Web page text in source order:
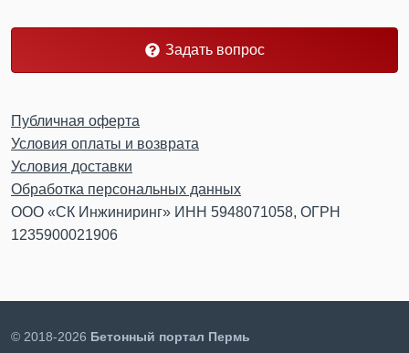
Задать вопрос
Публичная оферта
Условия оплаты и возврата
Условия доставки
Обработка персональных данных
ООО «СК Инжиниринг» ИНН 5948071058, ОГРН
1235900021906
© 2018-2026 Бетонный портал Пермь